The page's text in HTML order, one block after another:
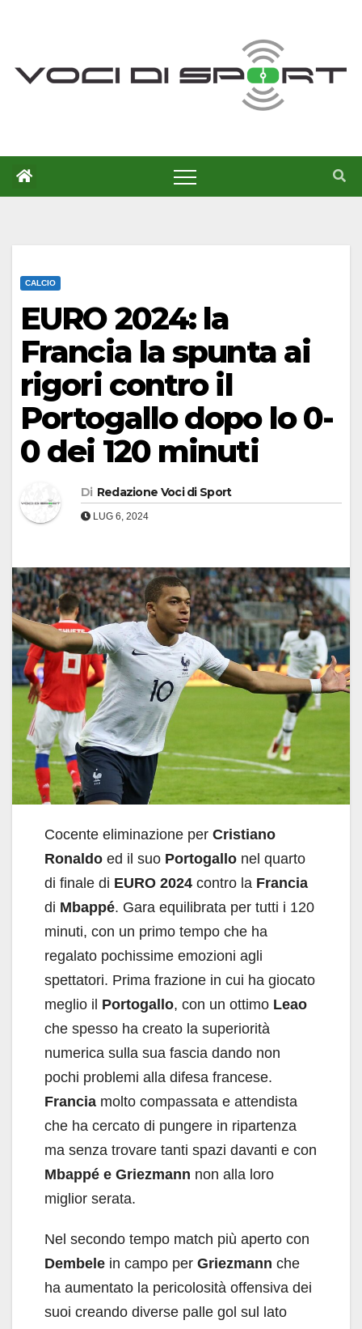
CALCIO
EURO 2024: la
Francia la spunta ai
rigori contro il
Portogallo dopo lo 0-
0 dei 120 minuti
Di Redazione Voci di Sport
LUG 6, 2024
Cocente eliminazione per Cristiano
Ronaldo ed il suo Portogallo nel quarto
di finale di EURO 2024 contro la Francia
di Mbappé. Gara equilibrata per tutti i 120
minuti, con un primo tempo che ha
regalato pochissime emozioni agli
spettatori. Prima frazione in cui ha giocato
meglio il Portogallo, con un ottimo Leao
che spesso ha creato la superiorità
numerica sulla sua fascia dando non
pochi problemi alla difesa francese.
Francia molto compassata e attendista
che ha cercato di pungere in ripartenza
ma senza trovare tanti spazi davanti e con
Mbappé e Griezmann non alla loro
miglior serata.
Nel secondo tempo match più aperto con
Dembele in campo per Griezmann che
ha aumentato la pericolosità offensiva dei
suoi creando diverse palle gol sul lato